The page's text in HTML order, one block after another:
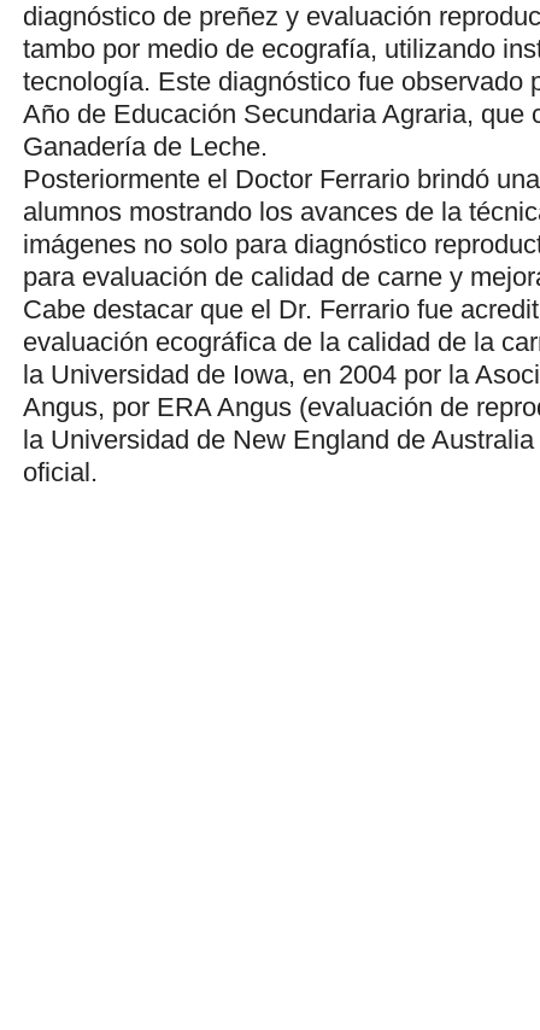
diagnóstico de preñez y evaluación
tambo por medio de ecografía, utilizando
tecnología. Este diagnóstico fue observado
Año de Educación Secundaria Agraria, que
Ganadería de Leche.
Posteriormente el Doctor Ferrario brindó
alumnos mostrando los avances de la
imágenes no solo para diagnóstico
para evaluación de calidad de carne y
Cabe destacar que el Dr. Ferrario fue
evaluación ecográfica de la calidad de la
la Universidad de Iowa, en 2004 por la
Angus, por ERA Angus (evaluación de
la Universidad de New England de
oficial.